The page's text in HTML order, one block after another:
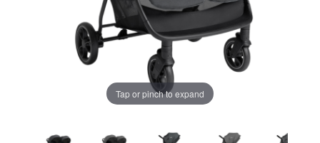
JUCARII
MARSUPII BEBELUSI
LEAGANE COPIITap or pinch to expand
Chrome cu detalii negre 3246 lei